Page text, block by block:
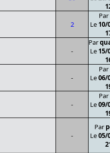
2
Par
Le 10/
-
Par
Le 15/
-
Par
Le06/
-
Par
Le09/
-
Par
Le05/